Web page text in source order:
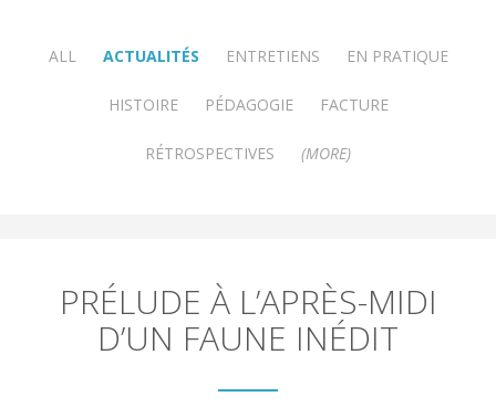
ALL ACTUALITÉS ENTRETIENS EN PRATIQUE
HISTOIRE PÉDAGOGIE FACTURE
RÉTROSPECTIVES (MORE)
PRÉLUDE À L’APRÈS-MIDI
D’UN FAUNE INÉDIT